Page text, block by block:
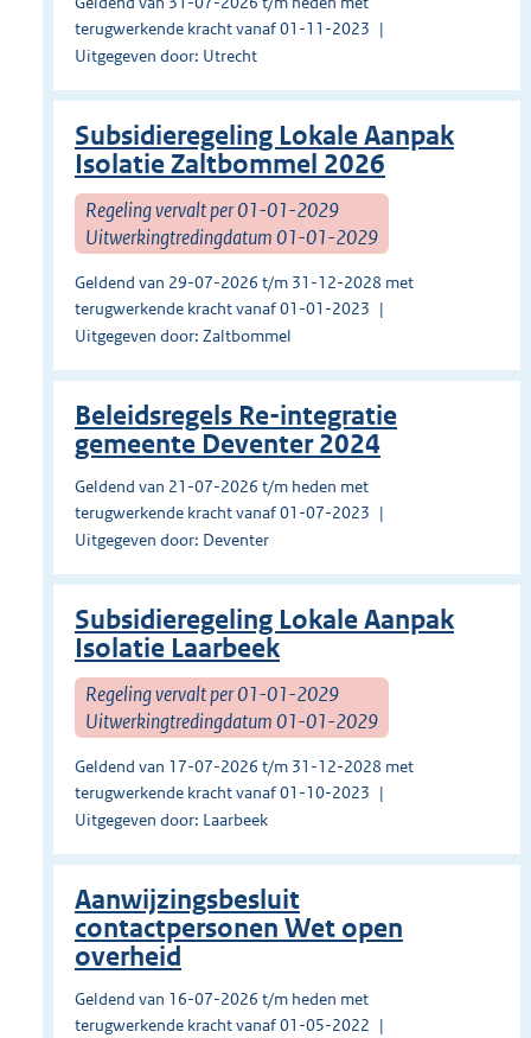
terugwerkende kracht vanaf 01-11-2023
Uitgegeven door: Utrecht
Subsidieregeling Lokale Aanpak
Isolatie Zaltbommel 2026
Regeling vervalt per 01-01-2029
Uitwerkingtredingdatum 01-01-2029
Geldend van 29-07-2026 t/m 31-12-2028 met
terugwerkende kracht vanaf 01-01-2023
Uitgegeven door: Zaltbommel
Beleidsregels Re-integratie
gemeente Deventer 2024
Geldend van 21-07-2026 t/m heden met
terugwerkende kracht vanaf 01-07-2023
Uitgegeven door: Deventer
Subsidieregeling Lokale Aanpak
Isolatie Laarbeek
Regeling vervalt per 01-01-2029
Uitwerkingtredingdatum 01-01-2029
Geldend van 17-07-2026 t/m 31-12-2028 met
terugwerkende kracht vanaf 01-10-2023
Uitgegeven door: Laarbeek
Aanwijzingsbesluit
contactpersonen Wet open
overheid
Geldend van 16-07-2026 t/m heden met
terugwerkende kracht vanaf 01-05-2022